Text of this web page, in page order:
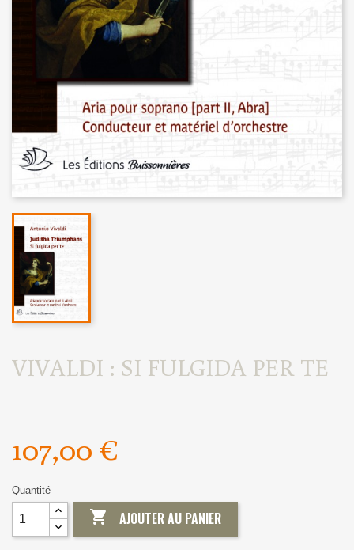
VIVALDI : SI FULGIDA PER TE
107,00 €
Quantité
 AJOUTER AU PANIER